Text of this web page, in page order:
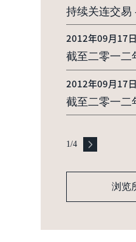
持续关连交易
2012年09月17日
截至二零一二
2012年09月17日
截至二零一二
1 /4
浏览